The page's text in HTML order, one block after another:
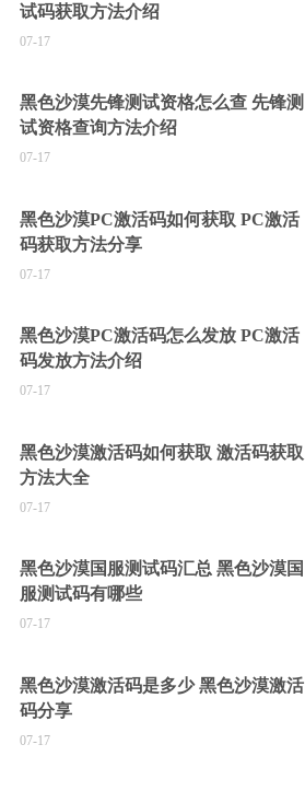
试码获取方法介绍
07-17
黑色沙漠先锋测试资格怎么查 先锋测
试资格查询方法介绍
07-17
黑色沙漠PC激活码如何获取 PC激活
码获取方法分享
07-17
黑色沙漠PC激活码怎么发放 PC激活
码发放方法介绍
07-17
黑色沙漠激活码如何获取 激活码获取
方法大全
07-17
黑色沙漠国服测试码汇总 黑色沙漠国
服测试码有哪些
07-17
黑色沙漠激活码是多少 黑色沙漠激活
码分享
07-17